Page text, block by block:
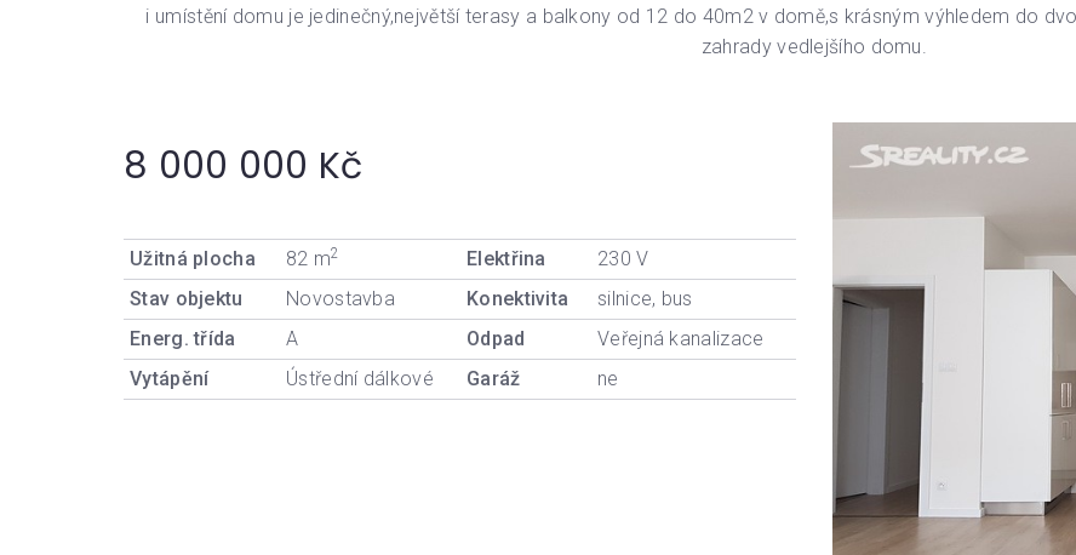
i umístění domu je jedinečný,největší terasy a balkony od 12 do 40m2 v domě,s krásným výhledem do
zahrady vedlejšího domu.
8 000 000 Kč
Užitná plocha 82 m2 Elektřina
230 V
Stav objektu
Novostavba Konektivita
silnice, bus
Energ. třída
A Odpad
Veřejná kanalizace
Vytápění
Ústřední dálkové Garáž ne